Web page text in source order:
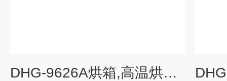
DHG-9626A烘箱,高温烘箱,上海鼓风烘箱